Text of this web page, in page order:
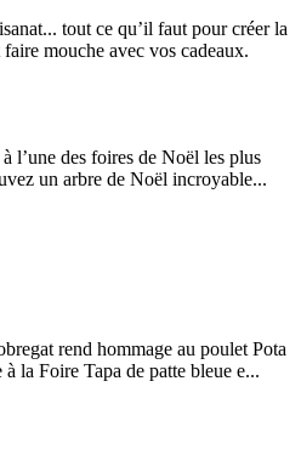
tout ce qu’il faut pour créer la
mouche avec vos cadeaux.
l’une des foires de Noël les plus
un arbre de Noël incroyable...
rend hommage au poulet Pota
la Foire Tapa de patte bleue e...